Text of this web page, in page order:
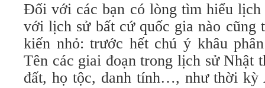
Đối với các bạn có lòng tìm hiểu lịch
với lịch sử bất cứ quốc gia nào cũng
kiến nhỏ: trước hết chú ý khâu
Tên các giai đoạn trong lịch sử Nhật
đất, họ tộc, danh tính…, như thời kỳ